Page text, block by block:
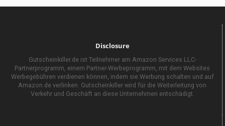
Disclosure
Gutscheinkiller.de ist Teilnehmer am Amazon Services LLC-
Partnerprogramm, einem Partner-Werbeprogramm, mit dem Websites
Werbegebühren verdienen können, indem sie Werbung schalten und auf
Amazon.de verlinken. Gutscheinkiller wird für die Weiterleitung von
Verkehr und Geschäft an diese Unternehmen entschädigt.